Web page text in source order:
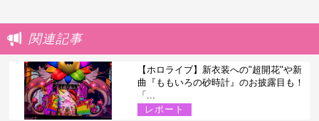
関連記事
【ホロライブ】新衣装への"超開花"や新
曲『ももいろの砂時計』のお披露目も！
「...
レポート